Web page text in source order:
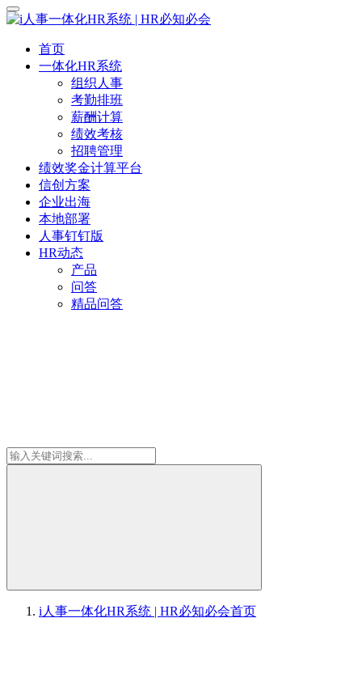
首页
一体化HR系统
组织人事
考勤排班
薪酬计算
绩效考核
招聘管理
绩效奖金计算平台
信创方案
企业出海
本地部署
人事钉钉版
HR动态
产品
问答
精品问答
i人事一体化HR系统 | HR必知必会首页